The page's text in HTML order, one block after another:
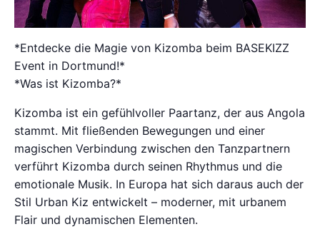
*Entdecke die Magie von Kizomba beim BASEKIZZ
Event in Dortmund!*
*Was ist Kizomba?*
Kizomba ist ein gefühlvoller Paartanz, der aus Angola
stammt. Mit fließenden Bewegungen und einer
magischen Verbindung zwischen den Tanzpartnern
verführt Kizomba durch seinen Rhythmus und die
emotionale Musik. In Europa hat sich daraus auch der
Stil Urban Kiz entwickelt – moderner, mit urbanem
Flair und dynamischen Elementen.